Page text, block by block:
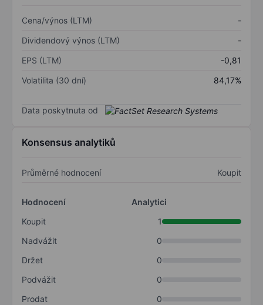
Cena/výnos (LTM)
-
Dividendový výnos (LTM)
-
EPS (LTM)
-0,81
Volatilita (30 dní)
84,17%
Data poskytnuta od
Konsensus analytiků
Průměrné hodnocení Koupit
Hodnocení
Analytici
Koupit
1
Nadvážit
0
Držet
0
Podvážit
0
Prodat
0